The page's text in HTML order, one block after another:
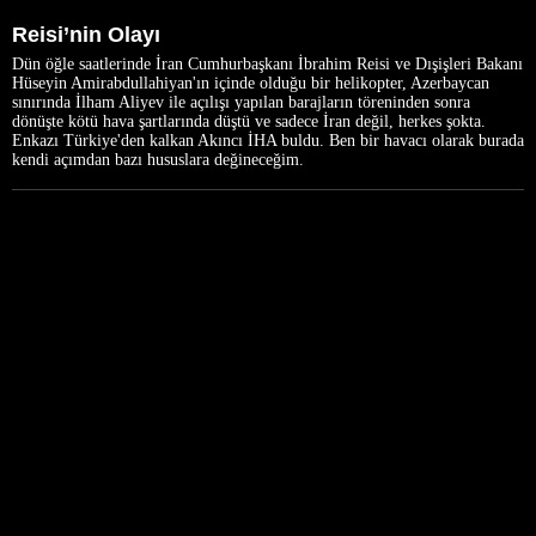
Reisi’nin Olayı
Dün öğle saatlerinde İran Cumhurbaşkanı İbrahim Reisi ve Dışişleri Bakanı
Hüseyin Amirabdullahiyan'ın içinde olduğu bir helikopter, Azerbaycan
sınırında İlham Aliyev ile açılışı yapılan barajların töreninden sonra
dönüşte kötü hava şartlarında düştü ve sadece İran değil, herkes şokta.
Enkazı Türkiye'den kalkan Akıncı İHA buldu. Ben bir havacı olarak burada
kendi açımdan bazı hususlara değineceğim.